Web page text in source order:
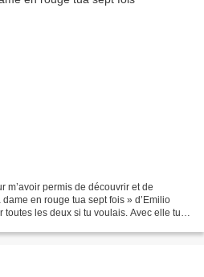
m’avoir permis de découvrir et de
en rouge tua sept fois » d’Emilio
toutes les deux si tu voulais. Avec elle tu